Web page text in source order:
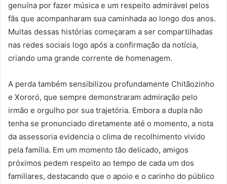
genuína por fazer música e um respeito admirável pelos
fãs que acompanharam sua caminhada ao longo dos anos.
Muitas dessas histórias começaram a ser compartilhadas
nas redes sociais logo após a confirmação da notícia,
criando uma grande corrente de homenagem.
A perda também sensibilizou profundamente Chitãozinho
e Xororó, que sempre demonstraram admiração pelo
irmão e orgulho por sua trajetória. Embora a dupla não
tenha se pronunciado diretamente até o momento, a nota
da assessoria evidencia o clima de recolhimento vivido
pela família. Em um momento tão delicado, amigos
próximos pedem respeito ao tempo de cada um dos
familiares, destacando que o apoio e o carinho do público